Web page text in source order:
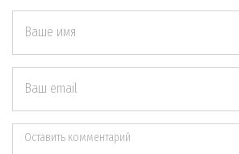
Ваше имя
Ваш email
Оставить комментарий